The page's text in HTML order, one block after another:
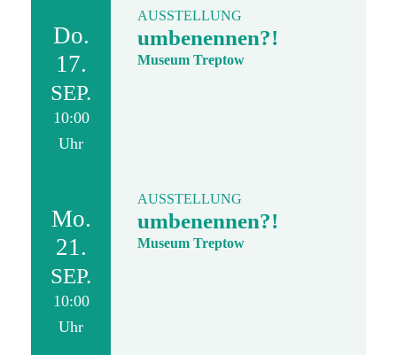
Do.
17.
SEP.
10:00
Uhr
AUSSTELLUNG
umbenennen?!
Museum Treptow
Mo.
21.
SEP.
10:00
Uhr
AUSSTELLUNG
umbenennen?!
Museum Treptow